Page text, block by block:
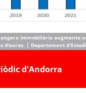
immobiliària augmenta
d’euros. | Departament
d'Andorra